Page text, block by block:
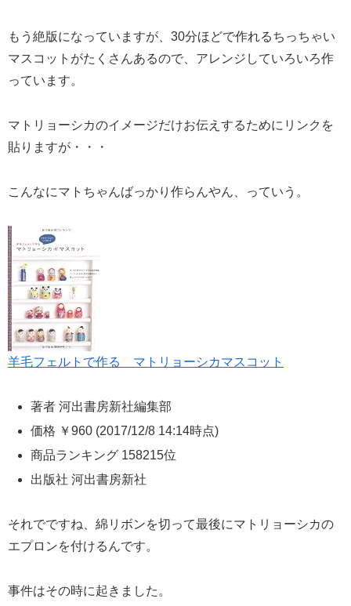
もう絶版になっていますが、30分ほどで作れるちっちゃい
マスコットがたくさんあるので、アレンジしていろいろ作
っています。
マトリョーシカのイメージだけお伝えするためにリンクを
貼りますが・・・
こんなにマトちゃんばっかり作らんやん、っていう。
羊毛フェルトで作る マトリョーシカマスコット
著者 河出書房新社編集部
価格 ￥960 (2017/12/8 14:14時点)
商品ランキング 158215位
出版社 河出書房新社
それでですね、綿リボンを切って最後にマトリョーシカの
エプロンを付けるんです。
事件はその時に起きました。